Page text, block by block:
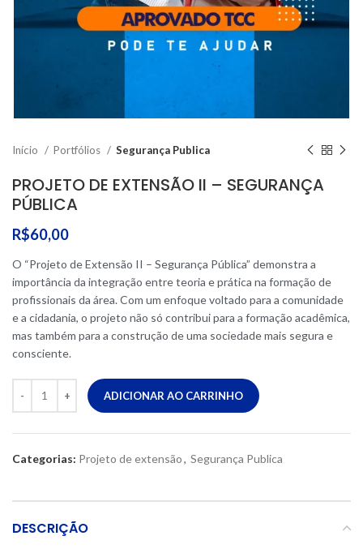
Início Portfólios Segurança Publica
PROJETO DE EXTENSÃO II – SEGURANÇA
PÚBLICA
R$60,00
O “Projeto de Extensão II – Segurança Pública” demonstra a
importância da integração entre teoria e prática na formação de
profissionais da área. Com um enfoque voltado para a comunidade
e a cidadania, o projeto não só contribui para a formação acadêmica,
mas também para a construção de uma sociedade mais segura e
consciente.
ADICIONAR AO CARRINHO
Categorias: Projeto de extensão, Segurança Publica
DESCRIÇÃO